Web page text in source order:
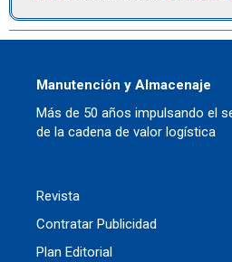
Manutención y Almacenaje
Más de 50 años impulsando el
de la cadena de valor logística
Revista
Contratar Publicidad
Plan Editorial